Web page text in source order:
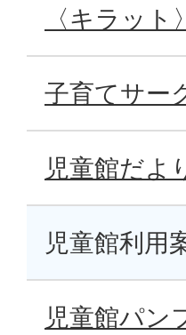
〈キラット
子育てサー
児童館だよ
児童館利用
児童館パン